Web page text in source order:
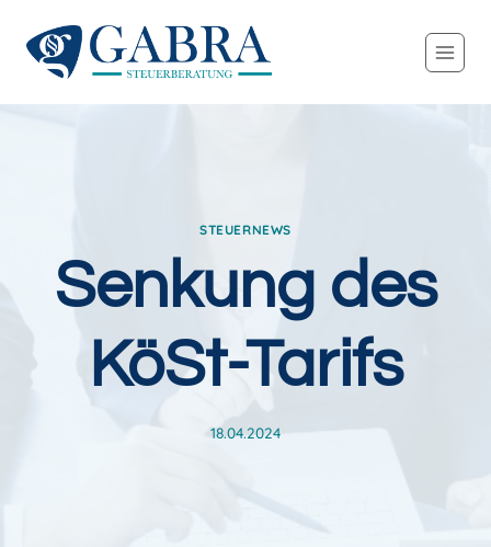
Inhalt
springen
STEUERNEWS
Senkung des
KöSt-Tarifs
18.04.2024